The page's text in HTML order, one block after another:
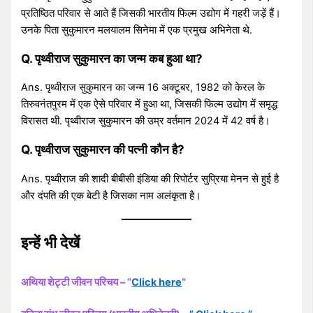
प्रतिष्ठित परिवार से आते हैं जिसकी भारतीय फिल्म उद्योग में गहरी जड़ें हैं।
उनके पिता सुकुमारन मलयालम सिनेमा में एक प्रमुख अभिनेता थे.
Q. पृथ्वीराज सुकुमारन का जन्म कब हुआ था?
Ans. पृथ्वीराज सुकुमारन का जन्म 16 अक्टूबर, 1982 को केरल के
तिरुवनंतपुरम में एक ऐसे परिवार में हुआ था, जिसकी फिल्म उद्योग में समृद्ध
विरासत थी. पृथ्वीराज सुकुमारन की उम्र वर्तमान 2024 में 42 वर्ष है।
Q. पृथ्वीराज सुकुमारन की पत्नी कौन है?
Ans. पृथ्वीराज की शादी बीबीसी इंडिया की रिपोर्टर सुप्रिया मेनन से हुई है
और दंपति की एक बेटी है जिसका नाम अलंकृता है।
इन्हें भी देखें
अथिया शेट्टी जीवन परिचय – “Click here“